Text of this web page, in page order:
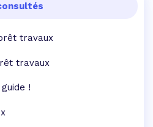
travaux
travaux
!